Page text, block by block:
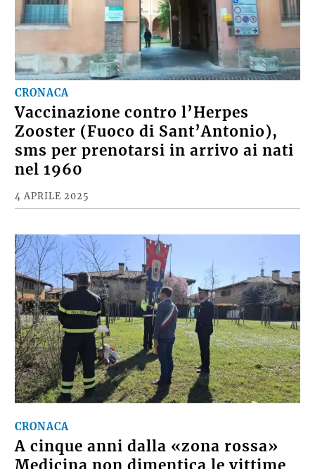
CRONACA
Vaccinazione contro l’Herpes
Zooster (Fuoco di Sant’Antonio),
sms per prenotarsi in arrivo ai nati
nel 1960
4 APRILE 2025
CRONACA
A cinque anni dalla «zona rossa»
Medicina non dimentica le vittime